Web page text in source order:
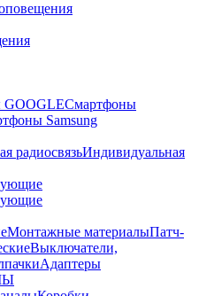
Смартфоны
Samsung
радиосвязьИндивидуальная
Монтажные материалыПатч-
Выключатели,
Адаптеры